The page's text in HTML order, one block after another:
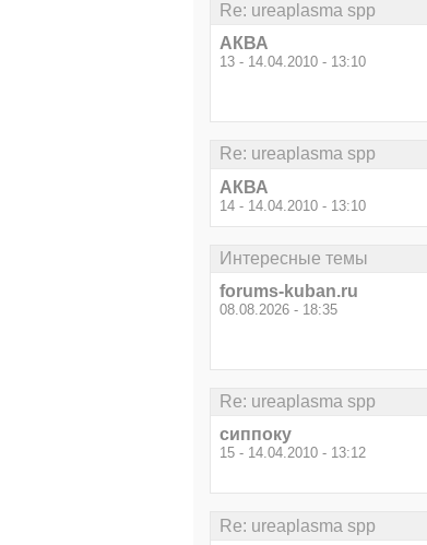
Re: ureaplasma spp
АКВА
13 - 14.04.2010 - 13:10
Re: ureaplasma spp
АКВА
14 - 14.04.2010 - 13:10
Интересные темы
forums-kuban.ru
08.08.2026 - 18:35
Re: ureaplasma spp
сиппоку
15 - 14.04.2010 - 13:12
Re: ureaplasma spp